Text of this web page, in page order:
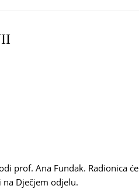
prof. Ana Fundak. Radionica će
Dječjem odjelu.